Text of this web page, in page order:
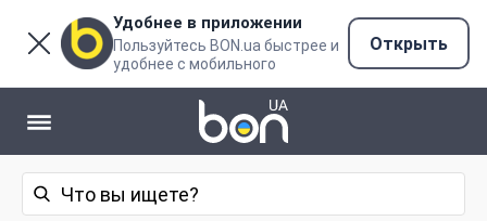
Удобнее в приложении
Пользуйтесь BON.ua быстрее и
удобнее с мобильного
Открыть